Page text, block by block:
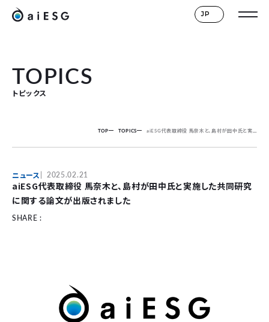
JP
TOPICS
トピックス
TOP TOPICS aiESG代表取締役 馬奈木と、島村が田中氏と実施した共同研究に関する論文が出版されました
ニュース 2025.02.21
aiESG代表取締役 馬奈木と、島村が田中氏と実施した共同研究
に関する論文が出版されました
SHARE :